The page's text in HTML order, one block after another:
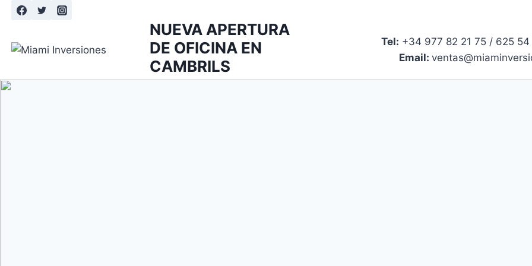
Saltar
contenido
NUEVA APERTURA
DE OFICINA EN
CAMBRILS
Tel: +34 977 82 21 75 / 625
Email: